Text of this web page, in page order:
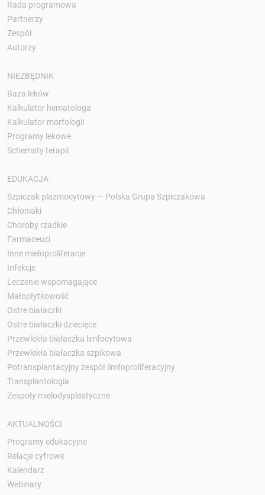
Rada programowa
Partnerzy
Zespół
Autorzy
NIEZBĘDNIK
Baza leków
Kalkulator hematologa
Kalkulator morfologii
Programy lekowe
Schematy terapii
EDUKACJA
Szpiczak plazmocytowy — Polska Grupa Szpiczakowa
Chłoniaki
Choroby rzadkie
Farmaceuci
Inne mieloproliferacje
Infekcje
Leczenie wspomagające
Małopłytkowość
Ostre białaczki
Ostre białaczki dziecięce
Przewlekła białaczka limfocytowa
Przewlekła białaczka szpikowa
Potransplantacyjny zespół limfoproliferacyjny
Transplantologia
Zespoły mielodysplastyczne
AKTUALNOŚCI
Programy edukacyjne
Relacje cyfrowe
Kalendarz
Webinary